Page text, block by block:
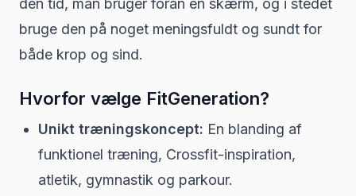
bruge den på noget meningsfuldt og sundt for
både krop og sind.
Hvorfor vælge FitGeneration?
Unikt træningskoncept: En blanding af
funktionel træning, Crossfit-inspiration,
atletik, gymnastik og parkour.